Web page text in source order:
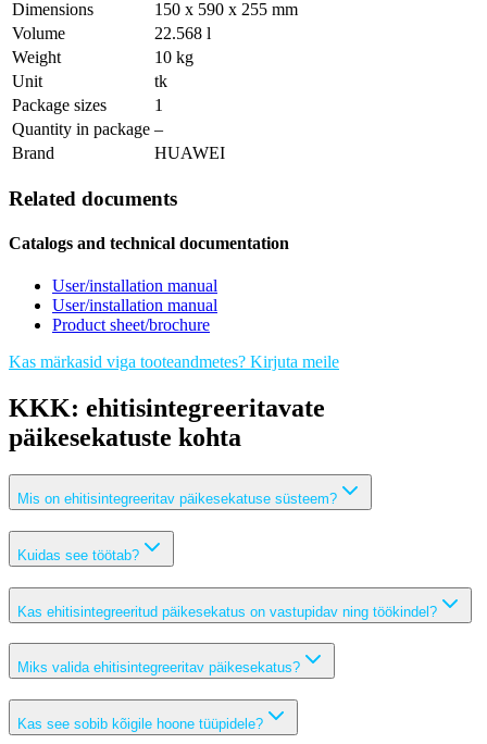
Dimensions
150 x 590 x 255 mm
Volume
22.568 l
Weight
10 kg
Unit
tk
Package sizes
1
Quantity in package –
Brand
HUAWEI
Related documents
Catalogs and technical documentation
User/installation manual
User/installation manual
Product sheet/brochure
Kas märkasid viga tooteandmetes? Kirjuta meile
KKK: ehitisintegreeritavate
päikesekatuste kohta
Mis on ehitisintegreeritav päikesekatuse süsteem?
Kuidas see töötab?
Kas ehitisintegreeritud päikesekatus on vastupidav ning töökindel?
Miks valida ehitisintegreeritav päikesekatus?
Kas see sobib kõigile hoone tüüpidele?